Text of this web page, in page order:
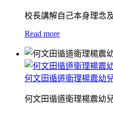
校長講解自己本身理念
Read more
何文田循道衛理楊震幼
何文田循道衛理楊震幼